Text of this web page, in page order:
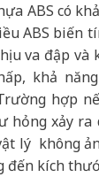
ABS có
ABS biến
va đập và
khả
hợp
hỏng xảy ra
lý không
kích